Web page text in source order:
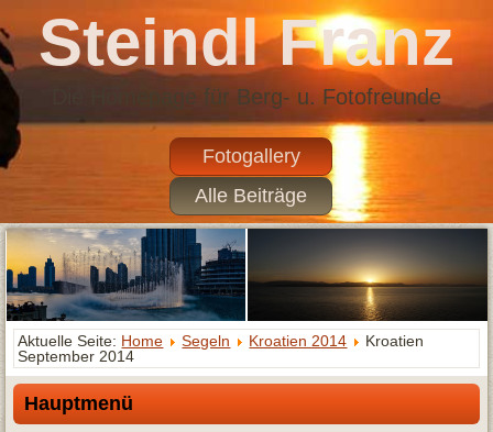
Steindl Franz
Die Homepage für Berg- u. Fotofreunde
Fotogallery
Alle Beiträge
Aktuelle Seite: Home Segeln Kroatien 2014
Kroatien
September 2014
Hauptmenü